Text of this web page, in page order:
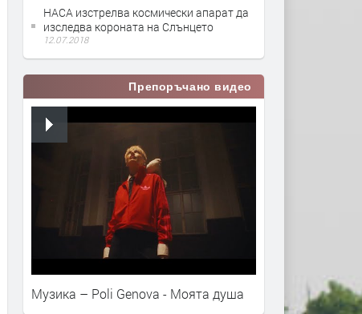
НАСА изстрелва космически апарат да
изследва короната на Слънцето
12.07.2018
Препоръчано видео
Музика – Poli Genova - Моята душа